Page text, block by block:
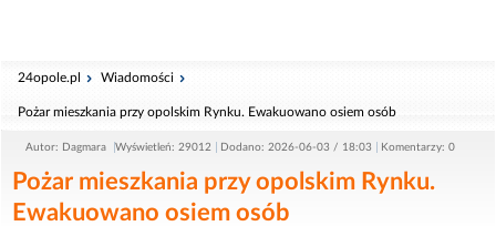
24opole.pl Wiadomości
Pożar mieszkania przy opolskim Rynku. Ewakuowano osiem osób
Autor: Dagmara Wyświetleń: 29012 Dodano: 2026-06-03 / 18:03 Komentarzy: 0
Pożar mieszkania przy opolskim Rynku.
Ewakuowano osiem osób